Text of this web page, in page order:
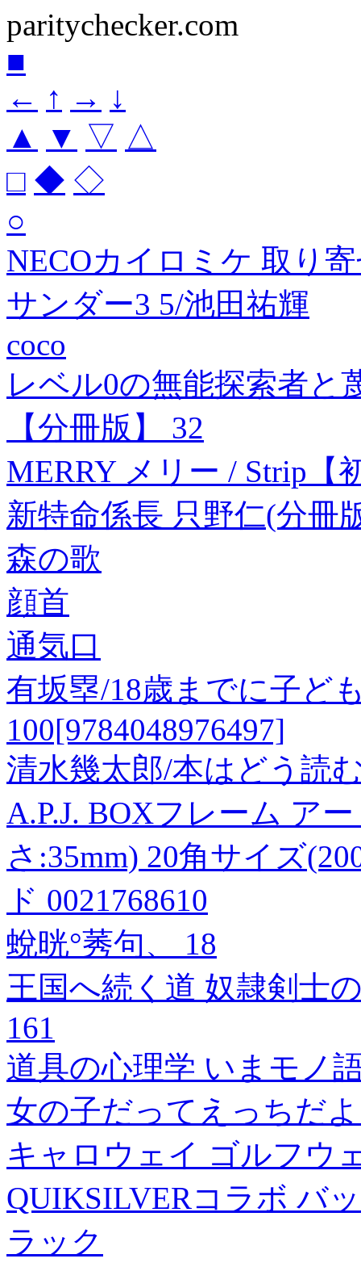
paritychecker.com
■
← ↑ → ↓
▲
▼ ▽ △
□ ◆ ◇
○
NECOカイロミケ 取り
サンダー3 5/池田祐輝
coco
レベル0の無能探索者と
【分冊版】 32
MERRY メリー / Strip【
新特命係長 只野仁(分冊
森の歌
顔首
通気口
有坂塁/18歳までに子ど
100[9784048976497]
清水幾太郎/本はどう読
A.P.J. BOXフレーム ア
さ:35mm) 20角サイズ
ド 0021768610
蛻晄°莠句、 18
王国へ続く道 奴隷剣士
161
道具の心理学 いまモノ
女の子だってえっちだ
キャロウェイ ゴルフウ
QUIKSILVERコラボ バ
ラック